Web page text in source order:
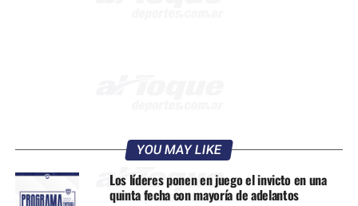
YOU MAY LIKE
Los líderes ponen en juego el invicto en una
quinta fecha con mayoría de adelantos